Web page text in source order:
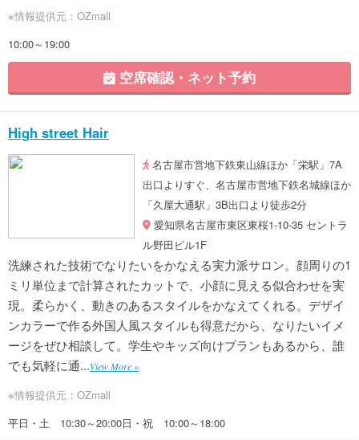
※情報提供元：OZmall
10:00～19:00
空席確認・ネット予約
High street Hair
名古屋市営地下鉄東山線ほか「栄駅」7A
出口よりすぐ、名古屋市営地下鉄名城線ほか
「久屋大通駅」3B出口より徒歩2分
愛知県名古屋市東区東桜1-10-35 セントラ
ル野田ビル1F
洗練された技術でなりたいをかなえる実力派サロン。顔周りの1
ミリ単位まで計算されたカットで、小顔に見える似合わせを実
現。柔らかく、動きのあるスタイルをかなえてくれる。デザイ
ンカラーで作る外国人風スタイルも得意だから、なりたいイメ
ージをぜひ相談して。学生やキッズ向けプランもあるから、誰
でも気軽に通...View More »
※情報提供元：OZmall
平日・土 10:30～20:00日・祝 10:00～18:00